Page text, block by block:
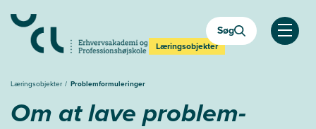
Læringsobjekter
Søg
Åben
Læringsobjekter Problemformuleringer
Om at lave problem-